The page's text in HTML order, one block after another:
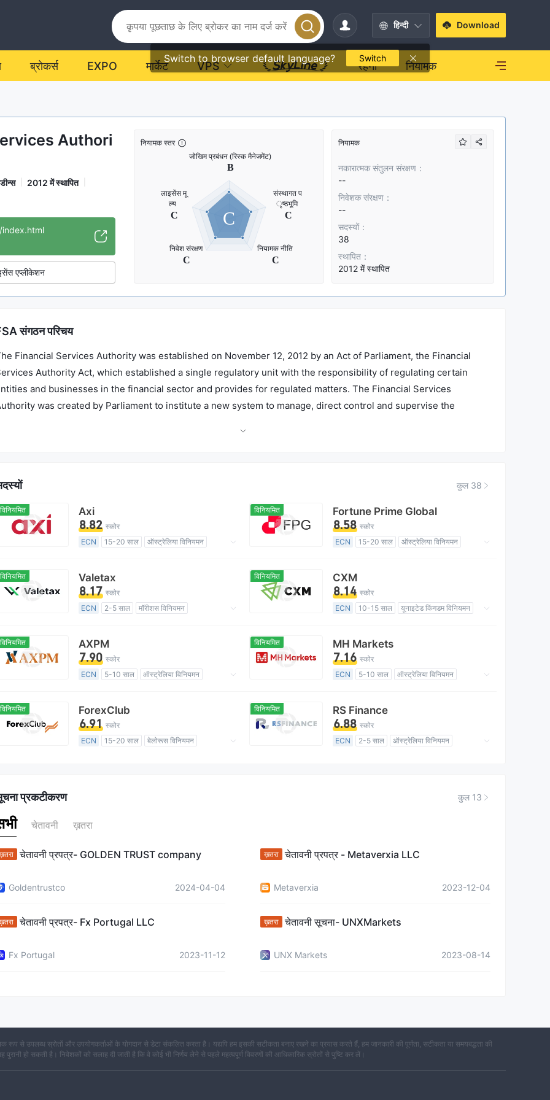
हिन्दी
Switch to browser default language? Switch
Download
ब्रोकर्स EXPO मार्केट VPS रहना नियामक
Authori
2012 में स्थापित
एप्लीकेशन
नियामक स्तर
C
नियामक
नकारात्मक संतुलन संरक्षण：
--
निवेशक संरक्षण：
--
सदस्यों：
38
स्थापित：
2012 में स्थापित
संगठन परिचय
Financial Services Authority was established on November 12, 2012 by an Act of Parliament, the Financial
Authority Act, which established a single regulatory unit with the responsibility of regulating certain
and businesses in the financial sector and provides for regulated matters. The Financial Services
was created by Parliament to institute a new system to manage, direct control and supervise the
कुल 38
विनियमित Axi
8.82 स्कोर
ECN
15-20 साल
ऑस्ट्रेलिया विनियमन
विनियमित Fortune Prime Global
8.58 स्कोर
ECN
15-20 साल
ऑस्ट्रेलिया विनियमन
विनियमित Valetax
8.17 स्कोर
ECN
2-5 साल
मॉरीशस विनियमन
विनियमित CXM
8.14 स्कोर
ECN
10-15 साल
यूनाइटेड किंगडम विनियमन
विनियमित AXPM
7.90 स्कोर
ECN
5-10 साल
ऑस्ट्रेलिया विनियमन
विनियमित MH Markets
7.16 स्कोर
ECN
5-10 साल
ऑस्ट्रेलिया विनियमन
विनियमित ForexClub
6.91 स्कोर
ECN
15-20 साल
बेलोरूस विनियमन
विनियमित RS Finance
6.88 स्कोर
ECN
2-5 साल
ऑस्ट्रेलिया विनियमन
प्रकटीकरण कुल 13
चेतावनी ख़तरा
चेतावनी प्रपत्र- GOLDEN TRUST company
Goldentrustco 2024-04-04
ख़तरा चेतावनी प्रपत्र - Metaverxia LLC
Metaverxia 2023-12-04
चेतावनी प्रपत्र- Fx Portugal LLC
Fx Portugal 2023-11-12
ख़तरा चेतावनी सूचना- UNXMarkets
UNX Markets 2023-08-14
रूप से उपलब्ध स्रोतों और उपयोगकर्ताओं के योगदान से डेटा संकलित करता है। यद्यपि हम इसकी सटीकता बनाए रखने का प्रयास करते हैं, हम जानकारी की पूर्णता, सटीकता या समयबद्धता की
पुरानी हो सकती है। निवेशकों को सलाह दी जाती है कि वे कोई भी निर्णय लेने से पहले महत्वपूर्ण विवरणों की आधिकारिक स्रोतों से पुष्टि कर लें।